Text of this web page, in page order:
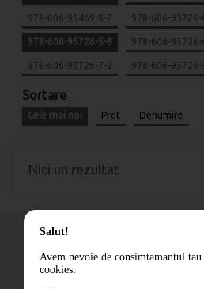
978-606-95469-8-7 978-606-95726-
978-606-95726-5-8 978-606-95726-
978-606-95726-7-2 978-606-95726-
Sortare
Cele mai noi Pret Denumire
Nici un rezultat
Cum comand
Salut!
Avem nevoie de consimtamantul
cookies: